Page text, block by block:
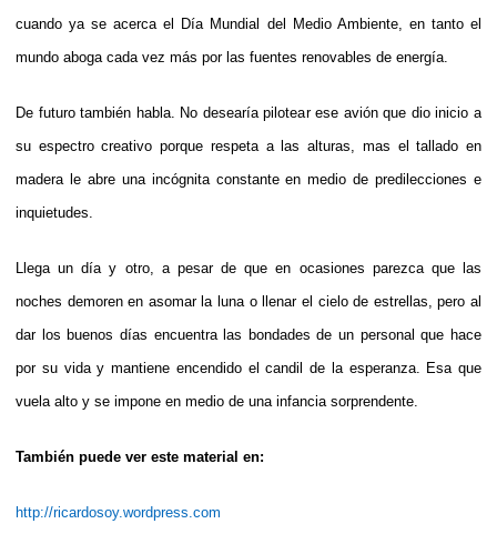
cuando ya se acerca el Día Mundial del Medio Ambiente, en tanto el
mundo aboga cada vez más por las fuentes renovables de energía.
De futuro también habla. No desearía pilotear ese avión que dio inicio a
su espectro creativo porque respeta a las alturas, mas el tallado en
madera le abre una incógnita constante en medio de predilecciones e
inquietudes.
Llega un día y otro, a pesar de que en ocasiones parezca que las
noches demoren en asomar la luna o llenar el cielo de estrellas, pero al
dar los buenos días encuentra las bondades de un personal que hace
por su vida y mantiene encendido el candil de la esperanza. Esa que
vuela alto y se impone en medio de una infancia sorprendente.
También puede ver este material en:
http://ricardosoy.wordpress.com